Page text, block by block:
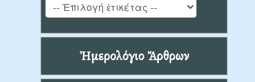
Ἡμερολόγιο Ἄρθρων